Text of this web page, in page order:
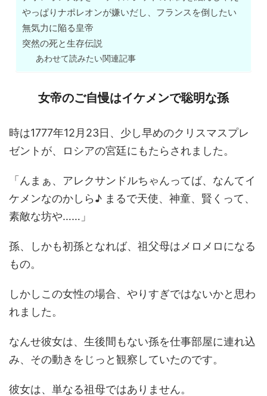
やっぱりナポレオンが嫌いだし、フランスを倒したい
無気力に陥る皇帝
突然の死と生存伝説
あわせて読みたい関連記事
女帝のご自慢はイケメンで聡明な孫
時は1777年12月23日、少し早めのクリスマスプレ
ゼントが、ロシアの宮廷にもたらされました。
「んまぁ、アレクサンドルちゃんってば、なんてイ
ケメンなのかしら♪ まるで天使、神童、賢くって、
素敵な坊や……」
孫、しかも初孫となれば、祖父母はメロメロになる
もの。
しかしこの女性の場合、やりすぎではないかと思わ
れました。
なんせ彼女は、生後間もない孫を仕事部屋に連れ込
み、その動きをじっと観察していたのです。
彼女は、単なる祖母ではありません。